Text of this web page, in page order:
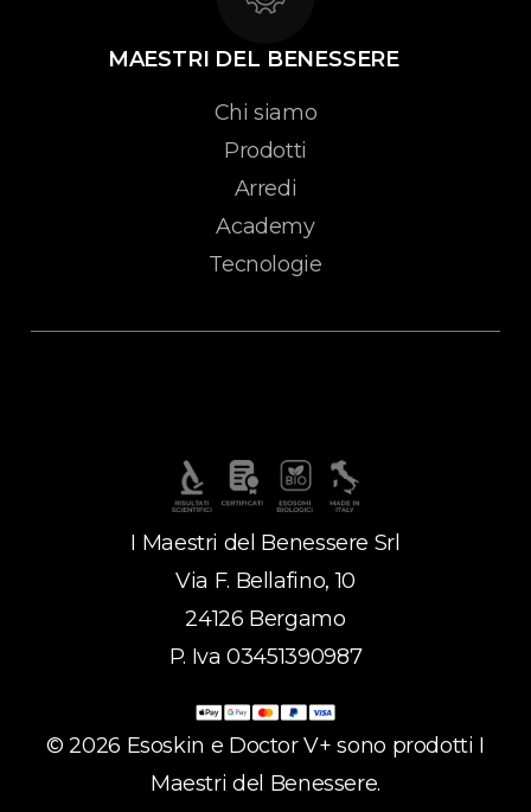
MAESTRI DEL BENESSERE
Chi siamo
Prodotti
Arredi
Academy
Tecnologie
I Maestri del Benessere Srl
Via F. Bellafino, 10
24126 Bergamo
P. Iva 03451390987
©2026 Esoskin e Doctor V+ sono prodotti I
Maestri del Benessere.